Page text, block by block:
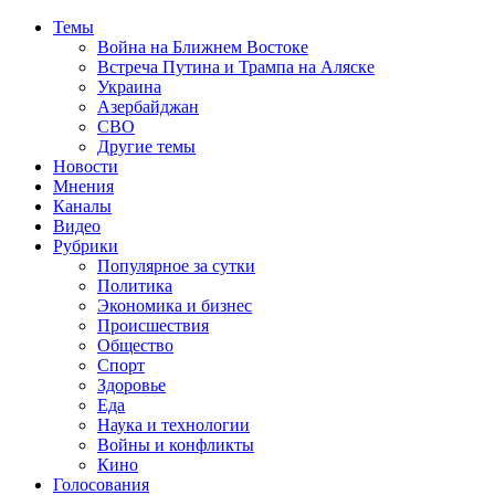
Темы
Война на Ближнем Востоке
Встреча Путина и Трампа на Аляске
Украина
Азербайджан
СВО
Другие темы
Новости
Мнения
Каналы
Видео
Рубрики
Популярное за сутки
Политика
Экономика и бизнес
Происшествия
Общество
Спорт
Здоровье
Еда
Наука и технологии
Войны и конфликты
Кино
Голосования